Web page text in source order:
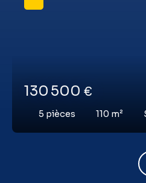
130 500 €
5 pièces 110 m²